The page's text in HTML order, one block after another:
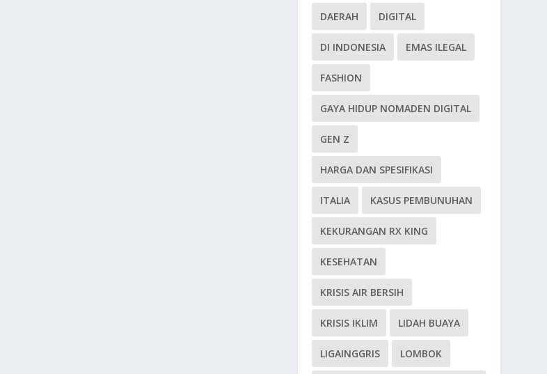
DAERAH DIGITAL
DI INDONESIA EMAS ILEGAL
FASHION
GAYA HIDUP NOMADEN DIGITAL
GEN Z
HARGA DAN SPESIFIKASI
ITALIA KASUS PEMBUNUHAN
KEKURANGAN RX KING
KESEHATAN
KRISIS AIR BERSIH
KRISIS IKLIM LIDAH BUAYA
LIGAINGGRIS LOMBOK